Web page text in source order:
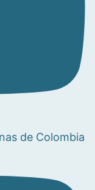
de Colombia